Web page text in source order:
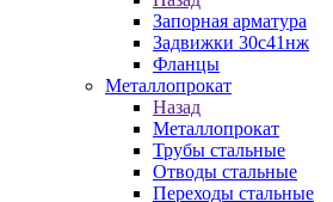
Запорная арматура
Задвижки 30с41нж
Фланцы
Металлопрокат
Назад
Металлопрокат
Трубы стальные
Отводы стальные
Переходы стальные